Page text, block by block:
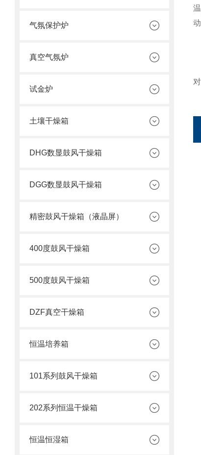
气氛保护炉
真空气氛炉
试金炉
土壤干燥箱
DHG数显鼓风干燥箱
DGG数显鼓风干燥箱
精密鼓风干燥箱（液晶屏）
400度鼓风干燥箱
500度鼓风干燥箱
DZF真空干燥箱
恒温培养箱
101系列鼓风干燥箱
202系列恒温干燥箱
恒温恒湿箱